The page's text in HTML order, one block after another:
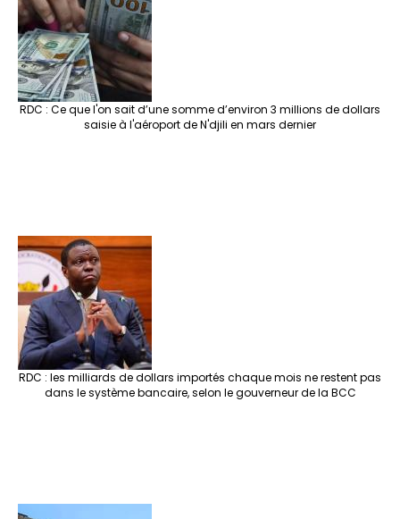
RDC : Ce que l'on sait d’une somme d’environ 3 millions de dollars
saisie à l'aéroport de N'djili en mars dernier
RDC : les milliards de dollars importés chaque mois ne restent pas
dans le système bancaire, selon le gouverneur de la BCC